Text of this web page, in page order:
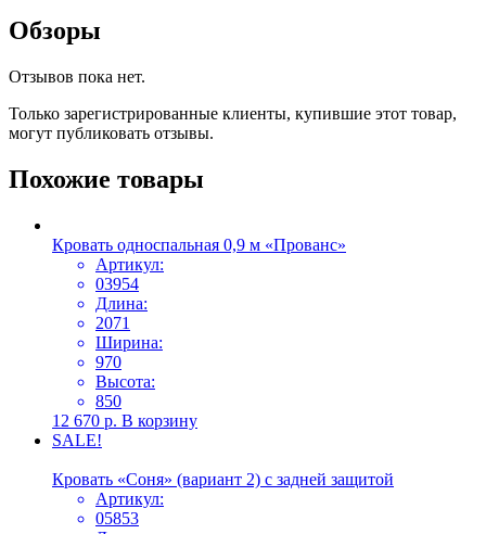
Обзоры
Отзывов пока нет.
Только зарегистрированные клиенты, купившие этот товар,
могут публиковать отзывы.
Похожие товары
Кровать односпальная 0,9 м «Прованс»
Артикул:
03954
Длина:
2071
Ширина:
970
Высота:
850
12 670 р. В корзину
SALE!
Кровать «Соня» (вариант 2) с задней защитой
Артикул:
05853